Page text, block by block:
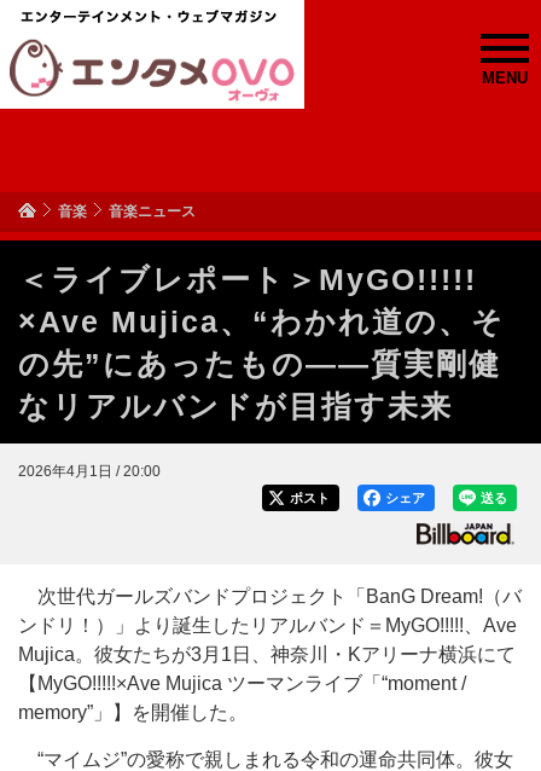
MENU
音楽 音楽ニュース
＜ライブレポート＞MyGO!!!!!
×Ave Mujica、“わかれ道の、そ
の先”にあったもの――質実剛健
なリアルバンドが目指す未来
2026年4月1日 / 20:00
送る
シェア
ポスト
次世代ガールズバンドプロジェクト「BanG Dream!（バ
ンドリ！）」より誕生したリアルバンド＝MyGO!!!!!、Ave
Mujica。彼女たちが3月1日、神奈川・Kアリーナ横浜にて
【MyGO!!!!!×Ave Mujica ツーマンライブ「“moment /
memory”」】を開催した。
“マイムジ”の愛称で親しまれる令和の運命共同体。彼女